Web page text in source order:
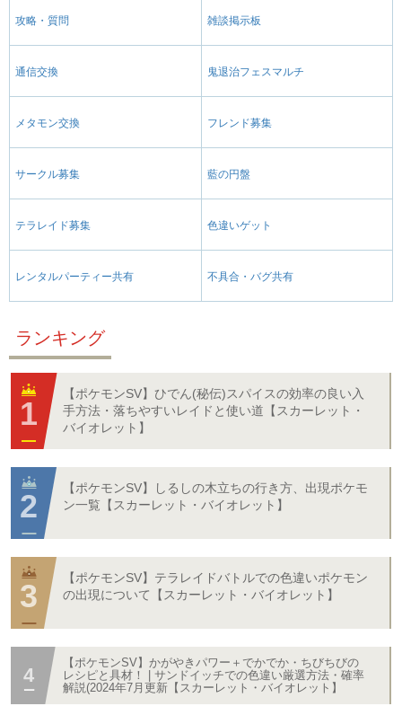
攻略・質問 雑談掲示板
通信交換 鬼退治フェスマルチ
メタモン交換 フレンド募集
サークル募集 藍の円盤
テラレイド募集 色違いゲット
レンタルパーティー共有 不具合・バグ共有
ランキング
【ポケモンSV】ひでん(秘伝)スパイスの効率の良い入
手方法・落ちやすいレイドと使い道【スカーレット・
バイオレット】
【ポケモンSV】しるしの木立ちの行き方、出現ポケモ
ン一覧【スカーレット・バイオレット】
【ポケモンSV】テラレイドバトルでの色違いポケモン
の出現について【スカーレット・バイオレット】
【ポケモンSV】かがやきパワー＋でかでか・ちびちびの
レシピと具材！ | サンドイッチでの色違い厳選方法・確率
解説(2024年7月更新【スカーレット・バイオレット】